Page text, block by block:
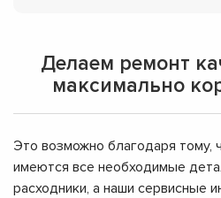
Делаем ремонт
максимально
Это возможно благодаря тому,
имеются все необходимые
расходники, а наши сервисные